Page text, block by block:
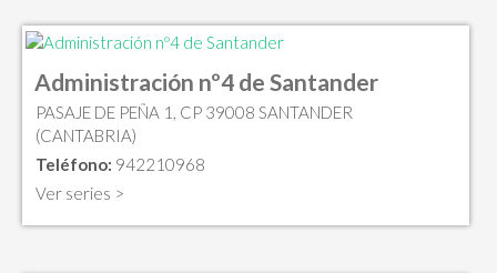
Administración nº4 de Santander
PASAJE DE PEÑA 1, CP 39008 SANTANDER
(CANTABRIA)
Teléfono: 942210968
Ver series >